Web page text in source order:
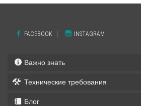
FACEBOOK INSTAGRAM
Важно знать
Технические требования
Блог